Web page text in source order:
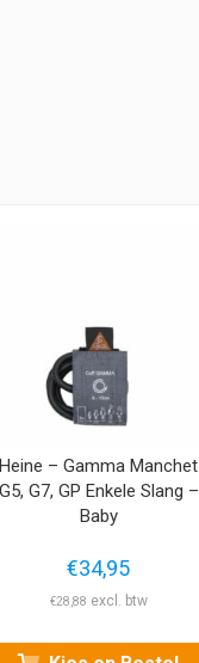
Heine – Gamma Manchet
G5, G7, GP Enkele Slang –
Baby
€34,95
€28,88